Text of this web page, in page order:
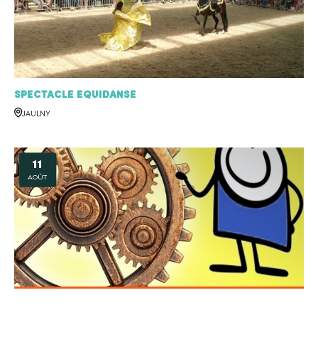
Spectacle EquiDanse
JAULNY
11
AOÛT